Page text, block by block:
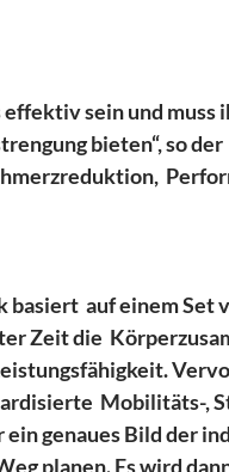
effektiv sein und
bieten“, so
basiert  auf einem
Zeit die
Mobilitäts-,
genaues Bild der
planen. Es wird